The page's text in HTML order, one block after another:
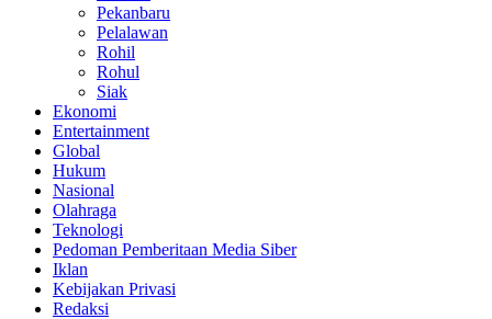
Pekanbaru
Pelalawan
Rohil
Rohul
Siak
Ekonomi
Entertainment
Global
Hukum
Nasional
Olahraga
Teknologi
Pedoman Pemberitaan Media Siber
Iklan
Kebijakan Privasi
Redaksi